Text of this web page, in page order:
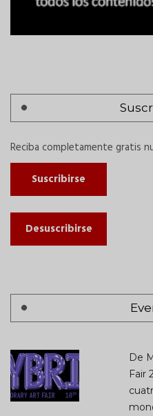
Reciba completamente gratis
Suscribirse
Desuscribirse
De
Fair